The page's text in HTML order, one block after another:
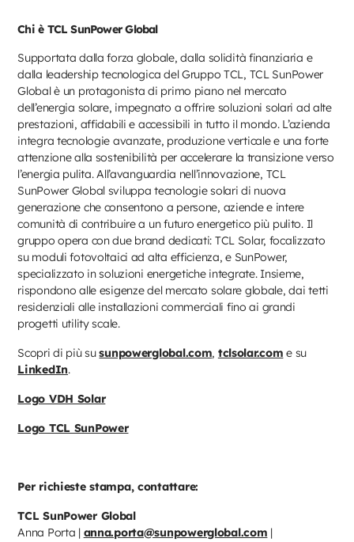
Chi è TCL SunPower Global
Supportata dalla forza globale, dalla solidità finanziaria e
dalla leadership tecnologica del Gruppo TCL, TCL SunPower
Global è un protagonista di primo piano nel mercato
dell’energia solare, impegnato a offrire soluzioni solari ad alte
prestazioni, affidabili e accessibili in tutto il mondo. L’azienda
integra tecnologie avanzate, produzione verticale e una forte
attenzione alla sostenibilità per accelerare la transizione verso
l’energia pulita. All’avanguardia nell’innovazione, TCL
SunPower Global sviluppa tecnologie solari di nuova
generazione che consentono a persone, aziende e intere
comunità di contribuire a un futuro energetico più pulito. Il
gruppo opera con due brand dedicati: TCL Solar, focalizzato
su moduli fotovoltaici ad alta efficienza, e SunPower,
specializzato in soluzioni energetiche integrate. Insieme,
rispondono alle esigenze del mercato solare globale, dai tetti
residenziali alle installazioni commerciali fino ai grandi
progetti utility scale.
Scopri di più susunpowerglobal.com, tclsolar.com e su
LinkedIn.
Logo VDH Solar
Logo TCL SunPower
Per richieste stampa, contattare:
TCL SunPower Global
Anna Porta | anna.porta@sunpowerglobal.com |